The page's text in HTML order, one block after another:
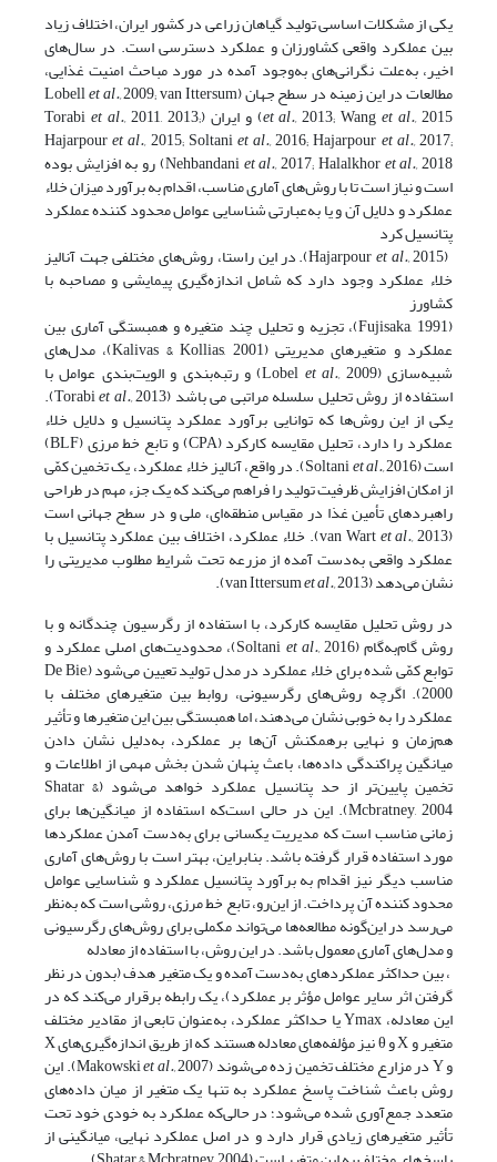
یکی از مشکلات اساسی تولید گیاهان زراعی در کشور ایران، اختلاف زیاد
بین عملکرد واقعی کشاورزان و عملکرد دسترسی است. در سال‌های
اخیر، به‌علت نگرانی‌های به‌وجود آمده در مورد مباحث امنیت غذایی،
مطالعات در این زمینه در سطح جهان (Lobell et al.,2009; van Ittersum
et al.,2013; Wanget al.,2015) و ایران (Torabi et al.,2011, 2013;
Hajarpouret al.,2015; Soltaniet al.,2016; Hajarpouret al.,2017;
Nehbandaniet al.,2017; Halalkhoret al., 2018) رو به افزایش بوده
است و نیاز است تا با روش‌های آماری مناسب، اقدام به برآورد میزان خلاء
عملکرد و دلایل آن و یا به‌عبارتی شناسایی عوامل محدود کننده عملکرد
پتانسیل کرد
(Hajarpour
et al., 2015). در این راستا، روش‌های مختلفی جهت آنالیز
خلاء عملکرد وجود دارد که شامل اندازه‌گیری پیمایشی و مصاحبه با
کشاورز
(Fujisaka, 1991)، تجزیه و تحلیل چند متغیره و همبستگی آماری بین
عملکرد و متغیرهای مدیریتی (Kalivas & Kollias, 2001)، مدل‌های
شبیه‌سازی (Lobel et al., 2009) و رتبه‌بندی و الویت‌بندی عوامل با
استفاده از روش تحلیل سلسله مراتبی می باشد (Torabi et al.,
2013).
یکی از این روش‌ها که توانایی برآورد عملکرد پتانسیل و دلایل خلاء
عملکرد را دارد، تحلیل مقایسه کارکرد (CPA) و تابع خط مرزی (BLF)
است (Soltani et al., 2016). در واقع، آنالیز خلاء عملکرد، یک تخمین کمّی
از امکان افزایش ظرفیت تولید را فراهم می‌کند که یک جزء مهم در طراحی
راهبردهای تأمین غذا در مقیاس منطقه‌ای، ملی و در سطح جهانی است
(van Wart
et al., 2013). خلاء عملکرد، اختلاف بین عملکرد پتانسیل با
عملکرد واقعی به‌دست آمده از مزرعه تحت شرایط مطلوب مدیریتی را
نشان می‌دهد (van Ittersum et al.,2013).
در روش تحلیل مقایسه کارکرد، با استفاده از رگرسیون چندگانه و با
روش گام‌به‌گام (Soltani et al., 2016)، محدودیت‌های اصلی عملکرد و
توابع کمّی شده برای خلاء عملکرد در مدل تولید تعیین می‌شود (De Bie,
2000). اگرچه روش‌های رگرسیونی، روابط بین متغیرهای مختلف با
عملکرد را به خوبی نشان می‌دهند، اما همبستگی بین این متغیرها و تأثیر
هم‌زمان و نهایی برهمکنش آن‌ها بر عملکرد، به‌دلیل نشان دادن
میانگین پراکندگی داده‌ها، باعث پنهان شدن بخش مهمی از اطلاعات و
تخمین پایین‌تر از حد پتانسیل عملکرد خواهد می‌شود (Shatar &
Mcbratney, 2004). این در حالی است‌که استفاده از میانگین‌ها برای
زمانی مناسب است که مدیریت یکسانی برای به‌دست آمدن عملکردها
مورد استفاده قرار گرفته باشد. بنابراین، بهتر است با روش‌های آماری
مناسب دیگر نیز اقدام به برآورد پتانسیل عملکرد و شناسایی عوامل
محدود کننده آن پرداخت. از این‌رو، تابع خط مرزی، روشی است که به‌نظر
می‌رسد در این‌گونه مطالعه‌ها می‌تواند مکملی برای روش‌های رگرسیونی
و مدل‌های آماری معمول باشد. در این روش، با استفاده از معادله
، بین حداکثر عملکردهای به‌دست آمده و یک متغیر هدف (بدون در نظر
گرفتن اثر سایر عوامل مؤثر بر عملکرد)، یک رابطه برقرار می‌کند که در
این معادله، Ymax یا حداکثر عملکرد، به‌عنوان تابعی از مقادیر مختلف
متغیر و X و θ نیز مؤلفه‌های معادله هستند که از طریق اندازه‌گیری‌های X
و Y در مزارع مختلف تخمین زده می‌شوند (Makowski et al., 2007). این
روش باعث شناخت پاسخ عملکرد به تنها یک متغیر از میان داده‌های
متعدد جمع‌آوری شده می‌شود؛ در حالی‌که عملکرد به خودی خود تحت
تأثیر متغیرهای زیادی قرار دارد و در اصل عملکرد نهایی، میانگینی از